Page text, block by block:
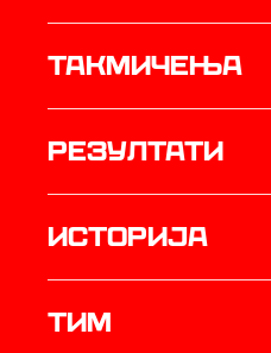
Такмичења
резултати
историја
ТИМ